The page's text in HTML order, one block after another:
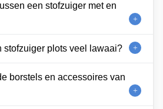
een stofzuiger met en
stofzuiger plots veel lawaai?
borstels en accessoires van